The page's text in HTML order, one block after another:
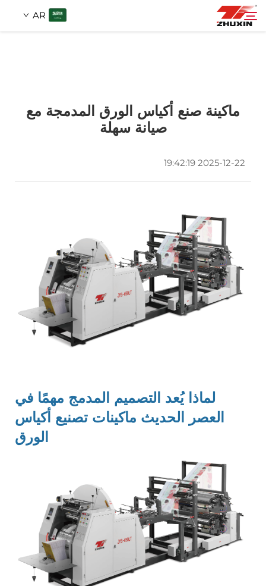
AR
التطبيقات
أخبار
الأسئلة الشائعة
ماكينة صنع أكياس الورق المدمجة مع
صيانة سهلة
2025-12-22 19:42:19
لماذا يُعد التصميم المدمج مهمًا في
العصر الحديث ماكينات تصنيع أكياس
الورق